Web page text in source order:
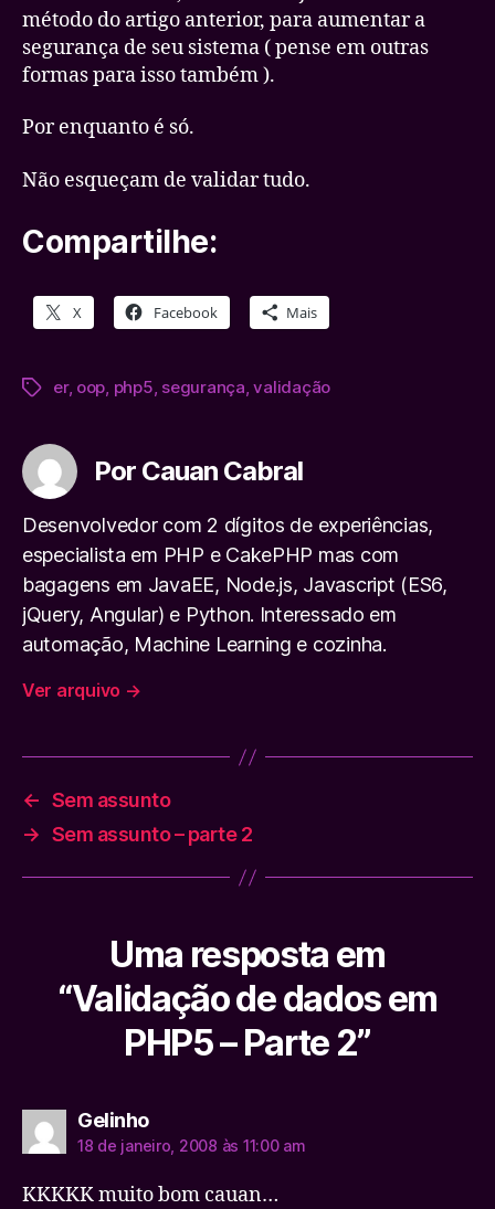
método do artigo anterior, para aumentar a
segurança de seu sistema ( pense em outras
formas para isso também ).
Por enquanto é só.
Não esqueçam de validar tudo.
Compartilhe:
X Facebook Mais
Tagser, oop, php5, segurança,validação
Por Cauan Cabral
Desenvolvedor com 2 dígitos de experiências,
especialista em PHP e CakePHP mas com
bagagens em JavaEE, Node.js, Javascript (ES6,
jQuery, Angular) e Python. Interessado em
automação, Machine Learning e cozinha.
Ver arquivo →
← Sem assunto
→ Sem assunto – parte 2
Uma resposta em
“Validação de dados em
PHP5 – Parte 2”
Gelinhodiz:
18 de janeiro, 2008 às 11:00 am
KKKKK muito bom cauan…